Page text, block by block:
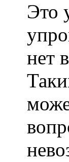
Это
нет